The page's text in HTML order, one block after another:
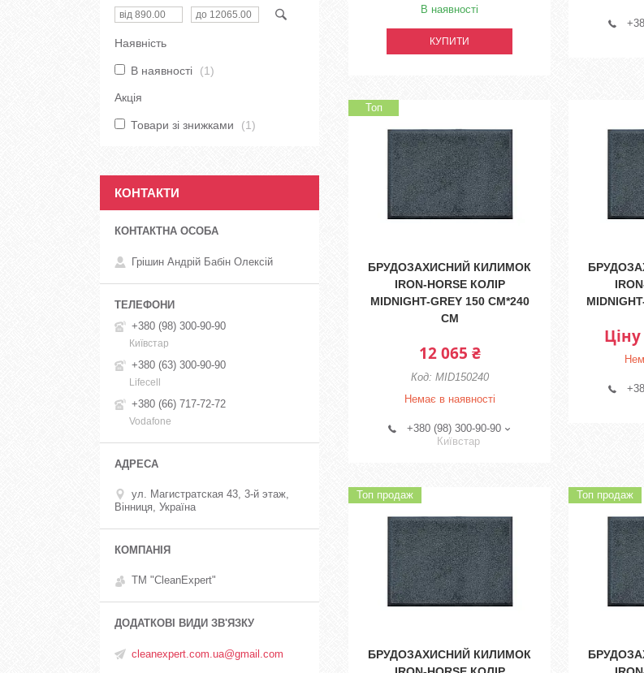
В наявності
КУПИТИ
Топ
БРУДОЗАХИСНИЙ КИЛИМОК
IRON-HORSE КОЛІР
MIDNIGHT-GREY 150 СМ*240
СМ
12 065 ₴
MID150240
Немає в наявності
+380 (98) 300-90-90
Київстар
Топ продаж
БРУДОЗАХИСНИЙ КИЛИМОК
Топ продаж
Наявність
В наявності 1
Акція
Товари зі знижками 1
КОНТАКТИ
Грішин Андрій Бабін Олексій
+380 (98) 300-90-90
Київстар
+380 (63) 300-90-90
Lifecell
+380 (66) 717-72-72
Vodafone
ул. Магистратская 43, 3-й этаж,
Вінниця, Україна
ТМ "CleanExpert"
cleanexpert.com.ua@gmail.com